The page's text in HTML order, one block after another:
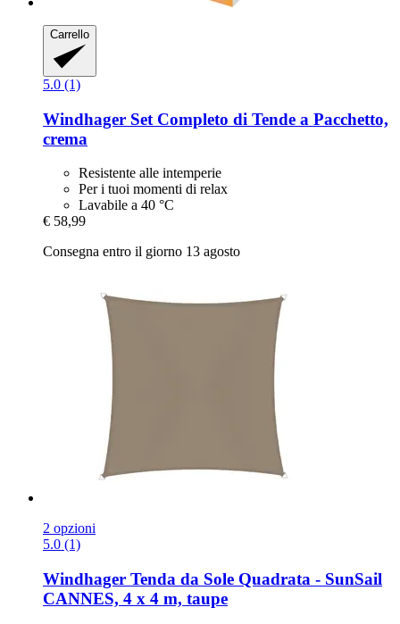
Carrello
5.0 (1)
Windhager Set Completo di Tende a Pacchetto,
crema
Resistente alle intemperie
Per i tuoi momenti di relax
Lavabile a 40 °C
€ 58,99
Consegna entro il giorno 13 agosto
2 opzioni
5.0 (1)
Windhager Tenda da Sole Quadrata -​ SunSail
CANNES, 4 x 4 m, taupe